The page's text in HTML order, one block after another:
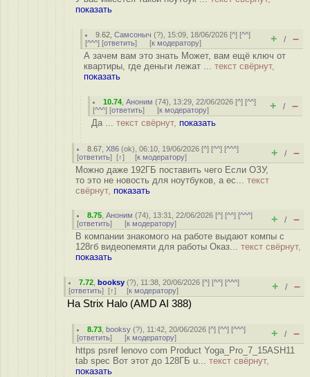
показать
9.62 ,Самсоныч (?), 15:09, 18/06/2026 [^] [^^]
[^^^] [ответить] [к модератору] + / –
А зачем вам это знать Может, вам ещё ключ от
квартиры, где деньги лежат ... текст свёрнут,
показать
10.74 ,Аноним (74), 13:29, 22/06/2026 [^] [^^]
[^^^] [ответить] [к модератору] + / –
Да ... текст свёрнут, показать
8.67 ,X86 (ok), 06:10, 19/06/2026 [^] [^^] [^^^]
[ответить] [↑] [к модератору] + / –
Можно даже 192ГБ поставить чего Если ОЗУ,
то это не новость для ноутбуков, а ес... текст
свёрнут, показать
8.75 ,Аноним (74), 13:31, 22/06/2026 [^] [^^] [^^^]
[ответить] [к модератору] + / –
В компании знакомого на работе выдают компы с
128гб видеопемяти для работы Оказ... текст свёрнут,
показать
7.72 ,booksy (?), 11:38, 20/06/2026 [^] [^^] [^^^]
[ответить] [↑] [к модератору] + / –
На Strix Halo (AMD AI 388)
8.73 ,booksy (?), 11:42, 20/06/2026 [^] [^^] [^^^]
[ответить] [к модератору] + / –
https psref lenovo com Product Yoga_Pro_7_15ASH11
tab spec Вот этот до 128ГБ u... текст свёрнут,
показать